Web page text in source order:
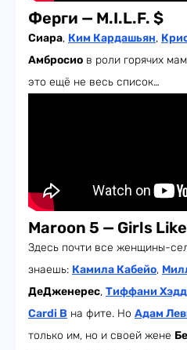
Ферги — M.I.L.F. $
Сиара, Ким Кардашьян,
Амбросио в роли горячих
это ещё не весь список…
Maroon 5 — Girls
Здесь почти все женщины-
знаешь: Камила Кабейо,
ДеДженерес, Тиффани
Cardi B на фите. Но Адам
только им, но и своей жене